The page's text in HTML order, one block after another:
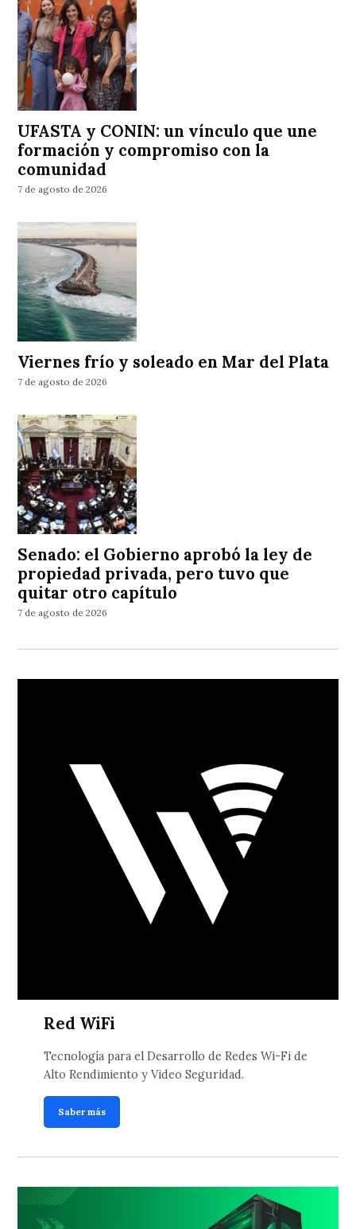
UFASTA y CONIN: un vínculo que une
formación y compromiso con la
comunidad
7 de agosto de 2026
Viernes frío y soleado en Mar del Plata
7 de agosto de 2026
Senado: el Gobierno aprobó la ley de
propiedad privada, pero tuvo que
quitar otro capítulo
7 de agosto de 2026
Red WiFi
Tecnología para el Desarrollo de Redes Wi-Fi de
Alto Rendimiento y Video Seguridad.
Saber más